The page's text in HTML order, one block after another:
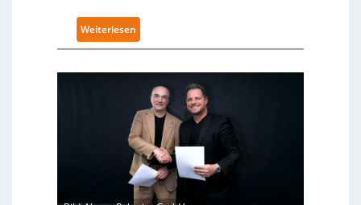
Weiterlesen
K
e
h
ä
l
t